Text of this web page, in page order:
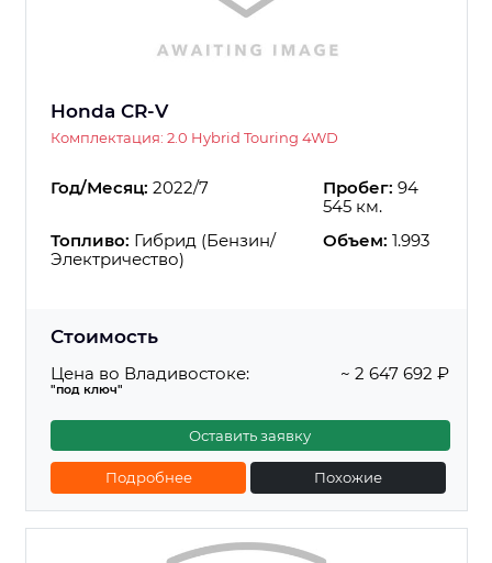
Honda CR-V
Комплектация: 2.0 Hybrid Touring 4WD
Год/Месяц: 2022/7 Пробег: 94
545 км.
Топливо: Гибрид (Бензин/
Электричество)
Объем: 1.993
Стоимость
Цена во Владивостоке:
"под ключ"
~ 2 647 692 ₽
Оставить заявку
Подробнее Похожие